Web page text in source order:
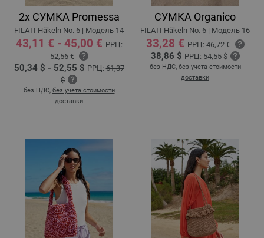
2x СУМКА Promessa
FILATI Häkeln No. 6 | Модель 14
43,11 € - 45,00 € РРЦ:
52,56 €
50,34 $ - 52,55 $ РРЦ:61,37
$
без НДС, без учета стоимости
доставки
СУМКА Organico
FILATI Häkeln No. 6 | Модель 16
33,28 € РРЦ:46,72 €
38,86 $ РРЦ:54,55 $
без НДС, без учета стоимости
доставки